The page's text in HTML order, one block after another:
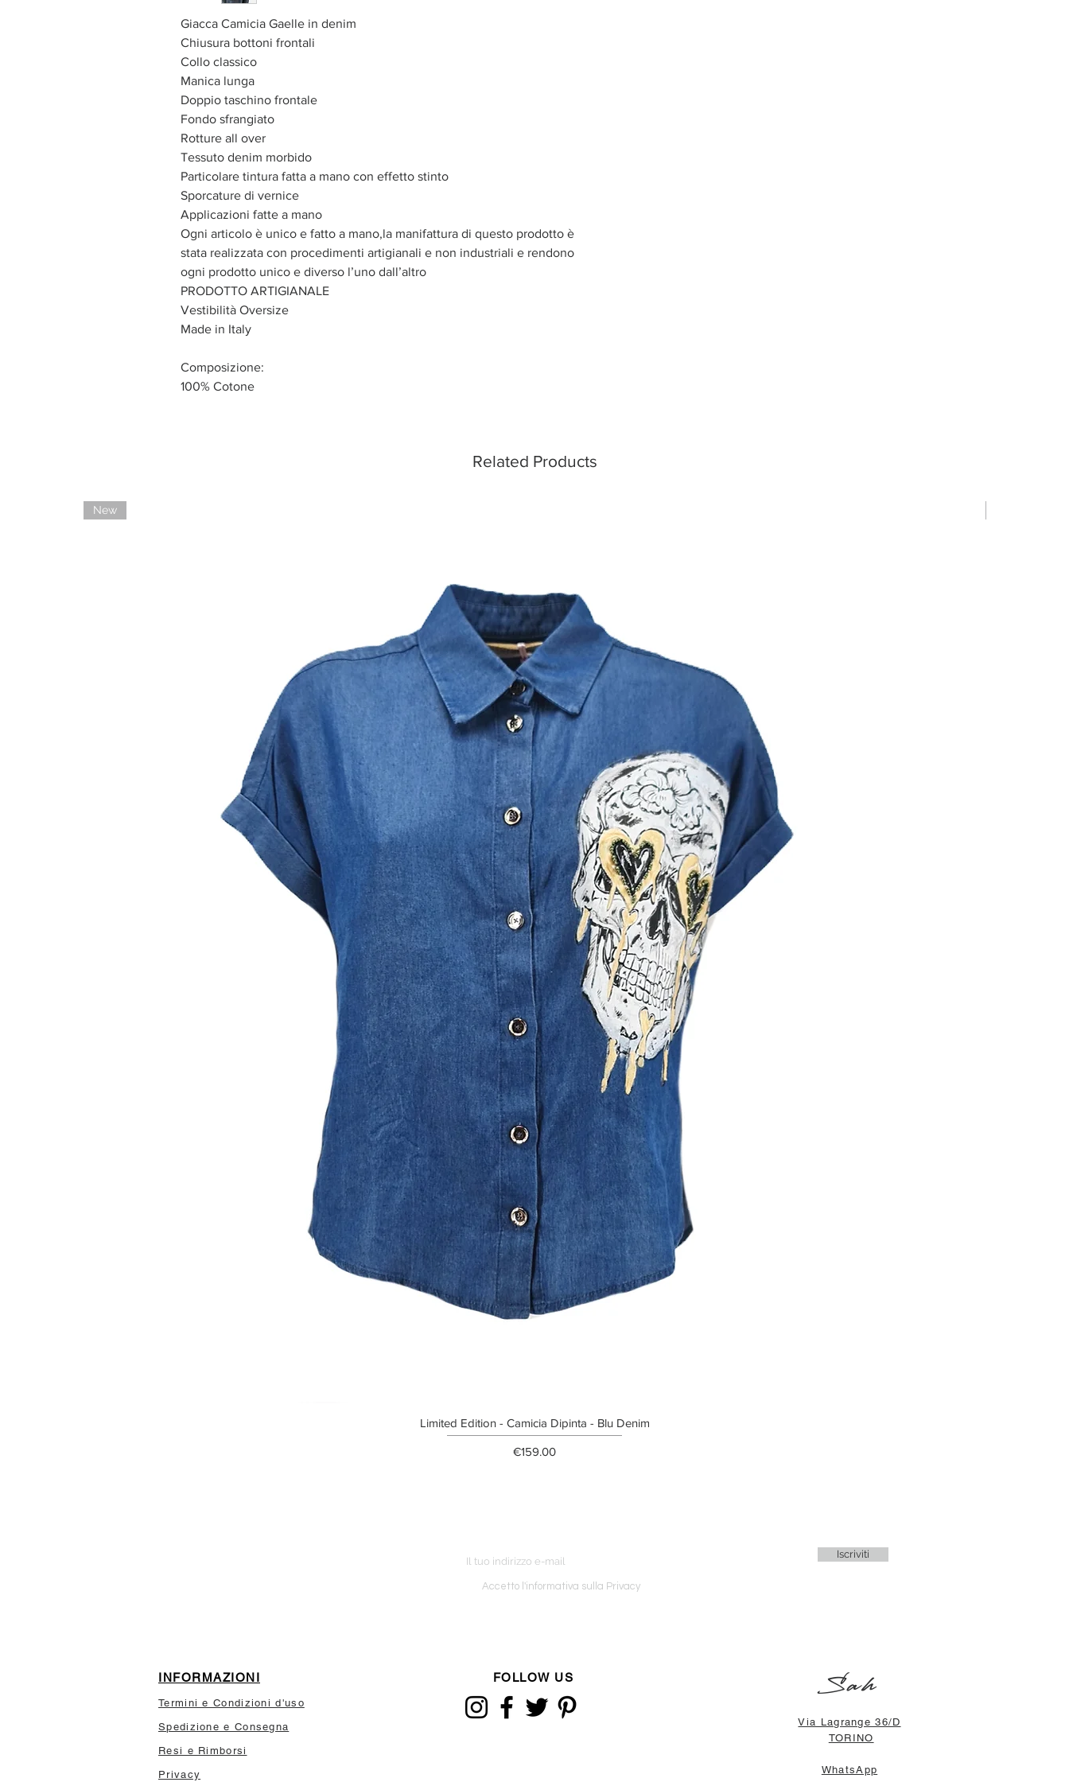
Giacca Camicia Gaelle in denim
Chiusura bottoni frontali
Collo classico
Manica lunga
Doppio taschino frontale
Fondo sfrangiato
Rotture all over
Tessuto denim morbido
Particolare tintura fatta a mano con effetto stinto
Sporcature di vernice
Applicazioni fatte a mano
Ogni articolo è unico e fatto a mano,la manifattura di questo prodotto è
stata realizzata con procedimenti artigianali e non industriali e rendono
ogni prodotto unico e diverso l’uno dall’altro
PRODOTTO ARTIGIANALE
Vestibilità Oversize
Made in Italy
Composizione:
100% Cotone
Related Products
New
Limited Edition - Camicia Dipinta - Blu Denim
Price
€159.00
Iscriviti
Accetto l'informativa sulla Privacy
INFORMAZIONI
Termini e Condizioni d'uso
Spedizione e Consegna
Resi e Rimborsi
Privacy
FOLLOW US Sah
Via Lagrange 36/D
TORINO
WhatsApp